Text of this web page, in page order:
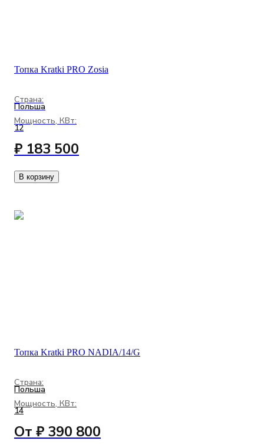
Топка Kratki PRO Zosia
Страна:
Польша
Мощность, КВт:
12
₽ 183 500
В корзину
Топка Kratki PRO NADIA/14/G
Страна:
Польша
Мощность, КВт:
14
От ₽ 390 800